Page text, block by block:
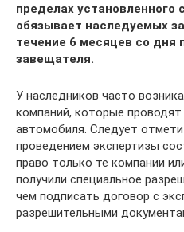
пределах установленного
обязывает наследуемых
течение 6 месяцев со дня
завещателя.
У наследников часто
компаний, которые
автомобиля. Следует
проведением экспертизы
право только те компании
получили специальное
чем подписать договор с
разрешительными